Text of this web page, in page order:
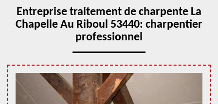
Entreprise traitement de charpente La
Chapelle Au Riboul 53440: charpentier
professionnel